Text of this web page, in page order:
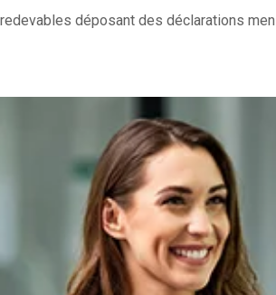
déposant des déclarations